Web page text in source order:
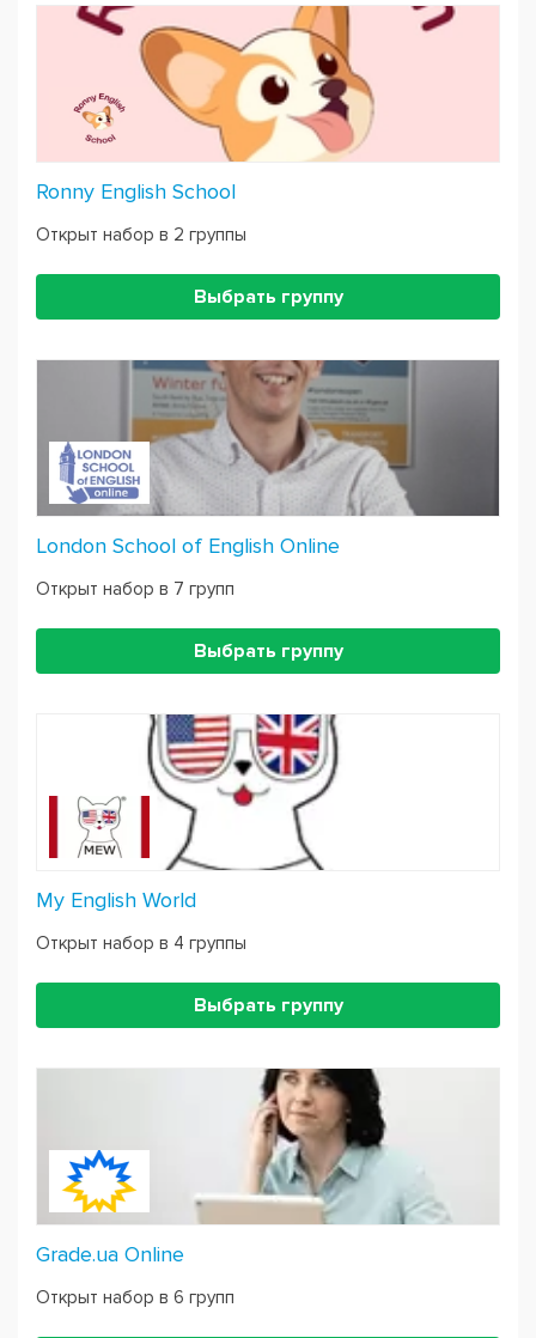
Ronny English School
Открыт набор в 2 группы
Выбрать группу
London School of English Online
Открыт набор в 7 групп
Выбрать группу
My English World
Открыт набор в 4 группы
Выбрать группу
Grade.ua Online
Открыт набор в 6 групп